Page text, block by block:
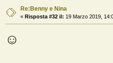
Re:Benny e Nina
« Risposta #32 il: 19 Marzo 2019,
☺️